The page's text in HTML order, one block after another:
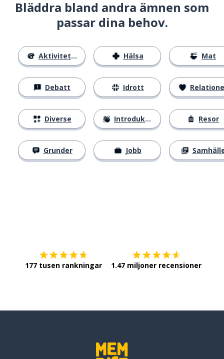
Bläddra bland andra ämnen som
passar dina behov.
Aktiviteter
Debatt
Diverse
Grunder
Hälsa
Idrott
Introduktion
Jobb
Mat
Resor
177 tusen rankningar 1.47 miljoner recensioner